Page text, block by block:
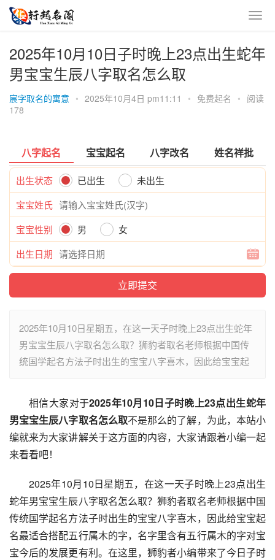
2025年10月10日子时晚上23点出生蛇年
男宝宝生辰八字取名怎么取
宸字取名的寓意 • 2025年10月4日 pm11:11 • 免费起名 • 阅读
178
八字起名 宝宝起名 八字改名 姓名祥批
出生状态 已出生
未出生
宝宝姓氏
宝宝性别
男
女
出生日期
2025年10月10日星期五，在这一天子时晚上23点出生蛇年
男宝宝生辰八字取名怎么取？狮豹者取名老师根据中国传
统国学起名方法子时出生的宝宝八字喜木，因此给宝宝起
相信大家对于2025年10月10日子时晚上23点出生蛇年
男宝宝生辰八字取名怎么取不是那么的了解，为此，本站小
编就来为大家讲解关于这方面的内容，大家请跟着小编一起
来看看吧！
2025年10月10日星期五，在这一天子时晚上23点出生
蛇年男宝宝生辰八字取名怎么取？狮豹者取名老师根据中国
传统国学起名方法子时出生的宝宝八字喜木，因此给宝宝起
名最适合搭配五行属木的字，名字里含有五行属木的字对宝
宝今后的发展更有利。在这里，狮豹者小编带来了今日子时